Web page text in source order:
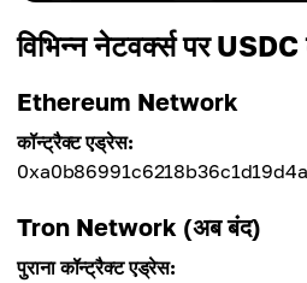
विभिन्न नेटवर्क्स पर
Ethereum Network
कॉन्ट्रैक्ट एड्रेस:
Tron Network (अब बंद)
पुराना कॉन्ट्रैक्ट एड्रेस: